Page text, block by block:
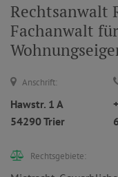
Rechtsanwalt
Fachanwalt
Anschrift:
Hawstr. 1 A
54290 Trier
Rechtsgebiete: